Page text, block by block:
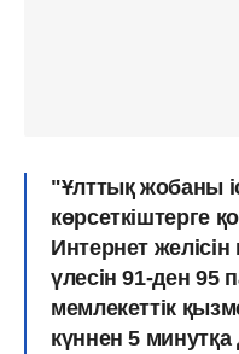
"Ұлттық жобаны
көрсеткіштерге
Интернет
үлесін 91-ден 95
мемлекеттік
күннен 5 минутқа